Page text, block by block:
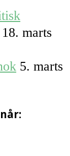
18. marts
5. marts